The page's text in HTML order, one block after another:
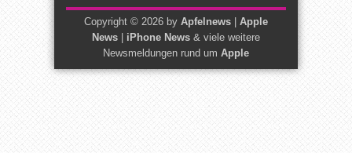
Copyright © 2026 by Apfelnews | Apple
News | iPhone News & viele weitere
Newsmeldungen rund um Apple